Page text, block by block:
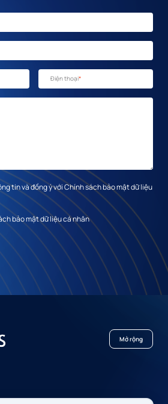
Điện thoại*
tin và đồng ý với Chính sách bảo mật dữ liệu
bảo mật dữ liệu cá nhân
Mở rộng